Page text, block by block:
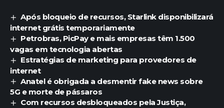
Após bloqueio de recursos, Starlink disponibilizará
internet grátis temporariamente
Petrobras, PicPay e mais empresas têm 1.500
vagas em tecnologia abertas
Estratégias de marketing para provedores de
internet
Anatel é obrigada a desmentir fake news sobre
5G e morte de pássaros
Com recursos desbloqueados pela Justiça,